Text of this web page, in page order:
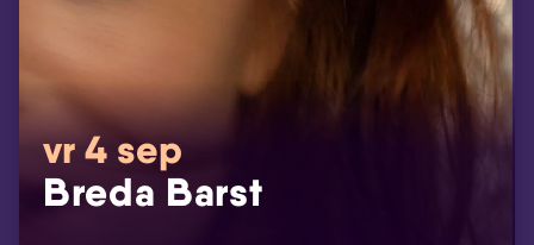
vr 4 sep
Breda Barst